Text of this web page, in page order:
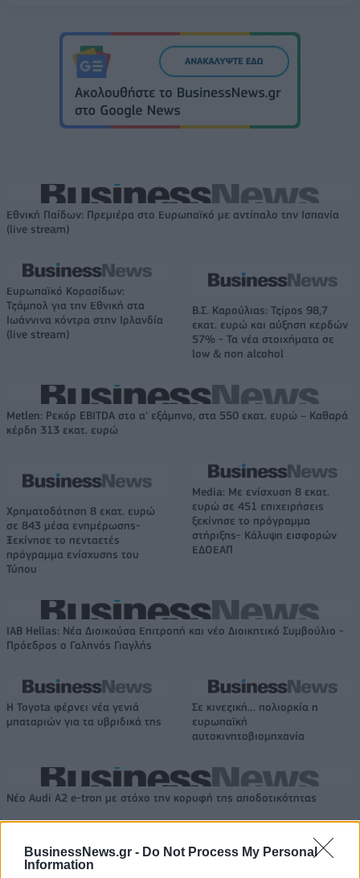
BusinessNews.gr - Do Not Process My Personal
Information
Εθνική Παίδων: Πρεμιέρα στο Ευρωπαϊκό με αντίπαλο την Ισπανία
(live stream)
Ευρωπαϊκό Κορασίδων:
Τζάμπολ για την Εθνική στα
Ιωάννινα κόντρα στην Ιρλανδία
(live stream)
Β.Σ. Καρούλιας: Τζίρος 98,7
εκατ. ευρώ και αύξηση κερδών
57% - Τα νέα στοιχήματα σε
low & non alcohol
Metlen: Ρεκόρ EBITDA στο α' εξάμηνο, στα 550 εκατ. ευρώ – Καθαρά
κέρδη 313 εκατ. ευρώ
Χρηματοδότηση 8 εκατ. ευρώ
σε 843 μέσα ενημέρωσης-
Ξεκίνησε το πενταετές
πρόγραμμα ενίσχυσης του
Τύπου
Media: Με ενίσχυση 8 εκατ.
ευρώ σε 451 επιχειρήσεις
ξεκίνησε το πρόγραμμα
στήριξης- Κάλυψη εισφορών
ΕΔΟΕΑΠ
IAB Hellas: Νέα Διοικούσα Επιτροπή και νέο Διοικητικό Συμβούλιο -
Πρόεδρος ο Γαληνός Γιαγλής
Η Toyota φέρνει νέα γενιά
μπαταριών για τα υβριδικά της
Σε κινεζική… πολιορκία η
ευρωπαϊκή
αυτοκινητοβιομηχανία
Νέο Audi A2 e-tron με στόχο την κορυφή της αποδοτικότητας
Καρδίτσα: Επέστρεψε υγιής ο
ΠΑΟΚ: Η άφιξη του Μπεν Μουρ